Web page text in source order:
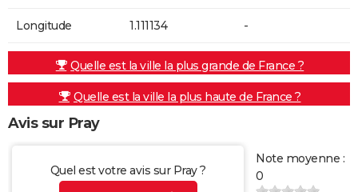
Longitude 1.111134 -
Quelle est la ville la plus grande de France ?
Quelle est la ville la plus haute de France ?
Avis sur Pray
Quel est votre avis sur Pray ?
Note moyenne :
0